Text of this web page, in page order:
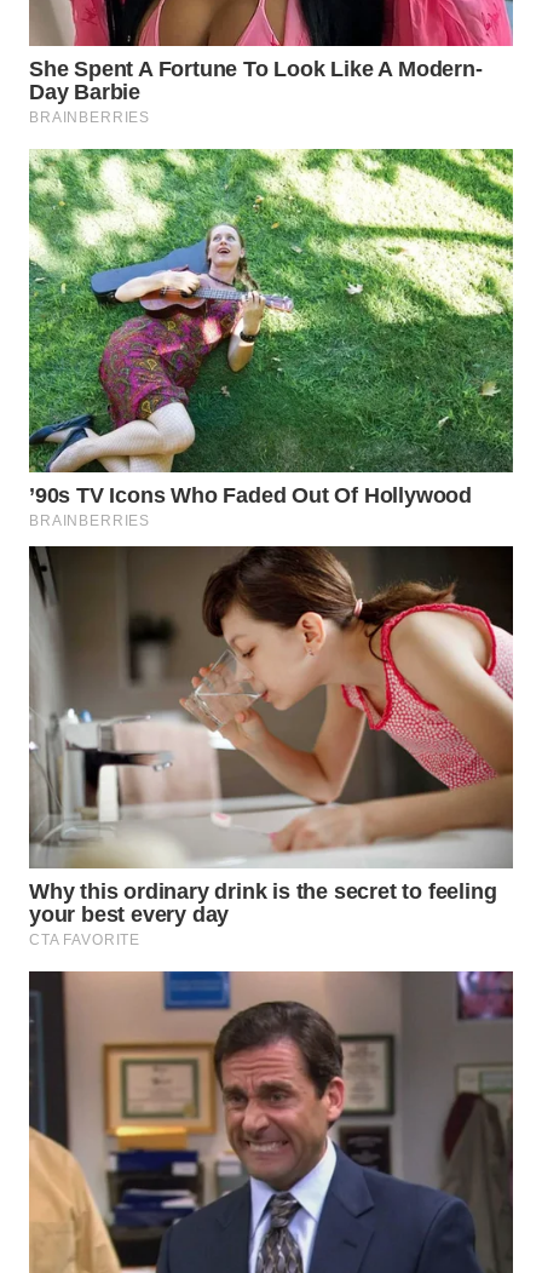
WAHANA
TANI
ADVOKAT
WAHANA
INFRASTRUKTUR
WAHANA
KONSUMEN
WAHANA
LISTRIK
WAHANA
TRAVEL
WAHANA
WAHANANEWS
WAHANANEWS
CO ID
WAHANANEWS
NET
WAHANA
SPORT
WAHANA
WAHANA
SELEB
WAHANA
PERSONA